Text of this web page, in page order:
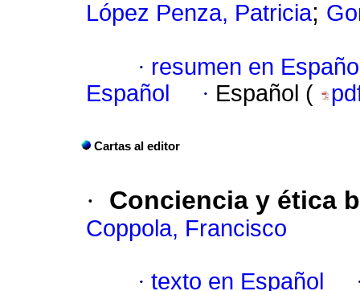
López Penza, Patricia;
· resumen en
Español
· Español (
Cartas al editor
· Conciencia y ética
Coppola, Francisco
· texto en Español